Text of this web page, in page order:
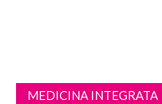
MEDICINA INTEGRATA